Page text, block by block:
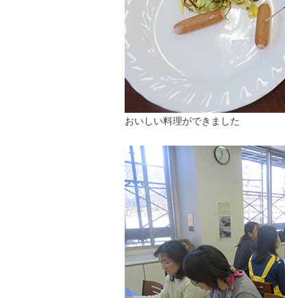
おいしい料理ができました